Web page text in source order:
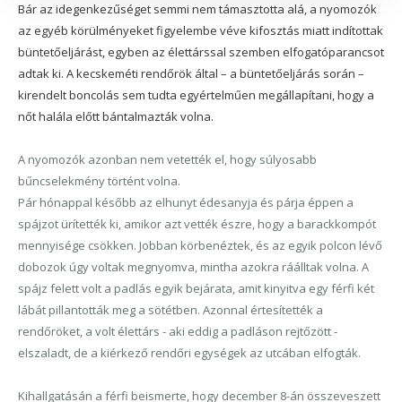
Bár az idegenkezűséget semmi nem támasztotta alá, a nyomozók
az egyéb körülményeket figyelembe véve kifosztás miatt indítottak
büntetőeljárást, egyben az élettárssal szemben elfogatóparancsot
adtak ki. A kecskeméti rendőrök által – a büntetőeljárás során –
kirendelt boncolás sem tudta egyértelműen megállapítani, hogy a
nőt halála előtt bántalmazták volna.
A nyomozók azonban nem vetették el, hogy súlyosabb
bűncselekmény történt volna.
Pár hónappal később az elhunyt édesanyja és párja éppen a
spájzot ürítették ki, amikor azt vették észre, hogy a barackkompót
mennyisége csökken. Jobban körbenéztek, és az egyik polcon lévő
dobozok úgy voltak megnyomva, mintha azokra ráálltak volna. A
spájz felett volt a padlás egyik bejárata, amit kinyitva egy férfi két
lábát pillantották meg a sötétben. Azonnal értesítették a
rendőröket, a volt élettárs - aki eddig a padláson rejtőzött -
elszaladt, de a kiérkező rendőri egységek az utcában elfogták.
Kihallgatásán a férfi beismerte, hogy december 8-án összeveszett